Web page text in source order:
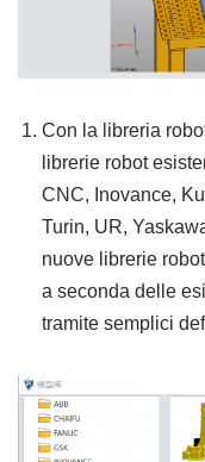
Con la libreria
librerie robot
CNC, Inovance,
Turin, UR,
nuove librerie
a seconda delle
tramite semplici